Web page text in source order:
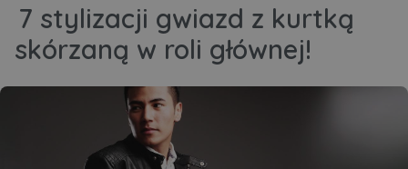
7 stylizacji gwiazd z kurtką
skórzaną w roli głównej!